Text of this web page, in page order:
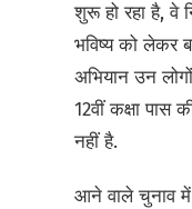
शुरू हो रहा है, वे
भविष्य को लेकर
अभियान उन
12वीं कक्षा पास
नहीं है.
आने वाले चुनाव